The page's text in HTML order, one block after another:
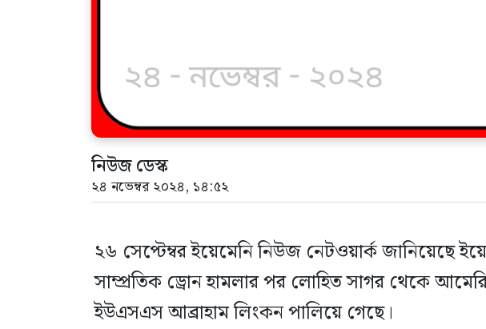
নিউজ ডেস্ক
২৪ নভেম্বর ২০২৪, ১৪:৫২
২৬ সেপ্টেম্বর ইয়েমেনি নিউজ নেটওয়ার্ক জানিয়েছে
সাম্প্রতিক ড্রোন হামলার পর লোহিত সাগর থেকে
ইউএসএস আব্রাহাম লিংকন পালিয়ে গেছে।